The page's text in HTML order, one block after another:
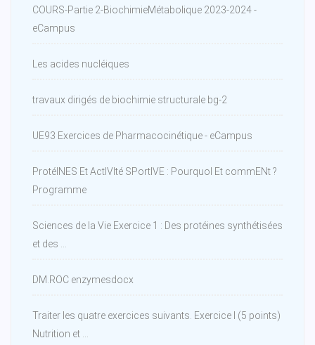
COURS-Partie 2-BiochimieMétabolique 2023-2024 -
eCampus
Les acides nucléiques
travaux dirigés de biochimie structurale bg-2
UE93 Exercices de Pharmacocinétique - eCampus
ProtéINES Et ActIVIté SPortIVE : PourquoI Et commENt ?
Programme
Sciences de la Vie Exercice 1 : Des protéines synthétisées
et des ...
DM.ROC enzymesdocx
Traiter les quatre exercices suivants. Exercice I (5 points)
Nutrition et ...